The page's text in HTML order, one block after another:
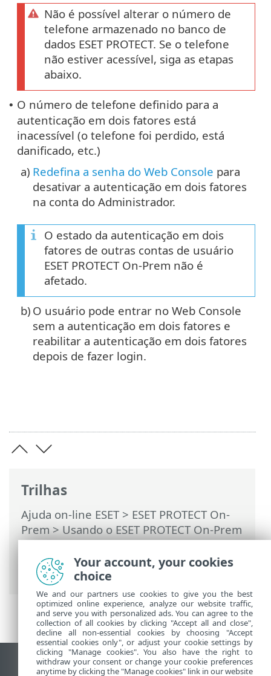
Trilhas
Ajuda on-line ESET> ESET PROTECT On-
Prem>Usando o ESET PROTECT On-Prem
>ESET PROTECT On-Prem Menu principal
Mais> Direitos de acesso>Usuários>
Autenticação em dois fatores
Não é possível alterar o número de
telefone armazenado no banco de
dados ESET PROTECT. Se o telefone
não estiver acessível, siga as etapas
abaixo.
• O número de telefone definido para a
autenticação em dois fatores está
inacessível (o telefone foi perdido, está
danificado, etc.)
a) Redefina a senha do Web Console para
desativar a autenticação em dois fatores
na conta do Administrador.
O estado da autenticação em dois
fatores de outras contas de usuário
ESET PROTECT On-Prem não é
afetado.
b) O usuário pode entrar no Web Console
sem a autenticação em dois fatores e
reabilitar a autenticação em dois fatores
depois de fazer login.
Ver site para desktop
Your account, your cookies
choice
We and our partners use cookies to give you the best
optimized online experience, analyze our website traffic,
and serve you with personalized ads. You can agree to the
collection of all cookies by clicking "Accept all and close",
decline all non-essential cookies by choosing "Accept
essential cookies only", or adjust your cookie settings by
clicking "Manage cookies". You also have the right to
withdraw your consent or change your cookie preferences
anytime by clicking the "Manage cookies" link in our website